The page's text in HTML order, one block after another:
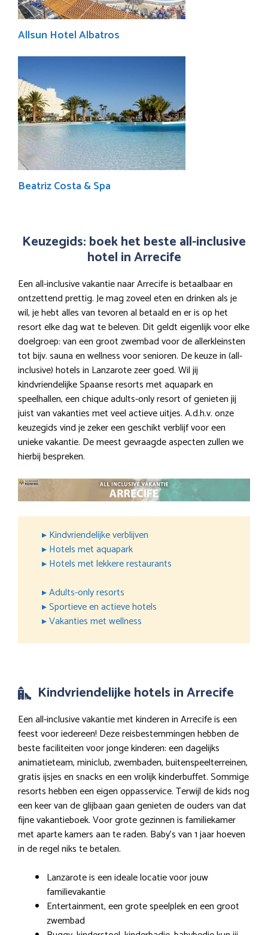
Allsun Hotel Albatros
Beatriz Costa & Spa
Keuzegids: boek het beste all-inclusive
hotel in Arrecife
Een all-inclusive vakantie naar Arrecife is betaalbaar en
ontzettend prettig. Je mag zoveel eten en drinken als je
wil, je hebt alles van tevoren al betaald en er is op het
resort elke dag wat te beleven. Dit geldt eigenlijk voor elke
doelgroep: van een groot zwembad voor de allerkleinsten
tot bijv. sauna en wellness voor senioren. De keuze in (all-
inclusive) hotels in Lanzarote zeer goed. Wil jij
kindvriendelijke Spaanse resorts met aquapark en
speelhallen, een chique adults-only resort of genieten jij
juist van vakanties met veel actieve uitjes. A.d.h.v. onze
keuzegids vind je zeker een geschikt verblijf voor een
unieke vakantie. De meest gevraagde aspecten zullen we
hierbij bespreken.
▸ Kindvriendelijke verblijven
▸ Hotels met aquapark
▸ Hotels met lekkere restaurants
▸ Adults-only resorts
▸ Sportieve en actieve hotels
▸ Vakanties met wellness
Kindvriendelijke hotels in Arrecife
Een all-inclusive vakantie met kinderen in Arrecife is een
feest voor iedereen! Deze reisbestemmingen hebben de
beste faciliteiten voor jonge kinderen: een dagelijks
animatieteam, miniclub, zwembaden, buitenspeelterreinen,
gratis ijsjes en snacks en een vrolijk kinderbuffet. Sommige
resorts hebben een eigen oppasservice. Terwijl de kids nog
een keer van de glijbaan gaan genieten de ouders van dat
fijne vakantieboek. Voor grote gezinnen is familiekamer
met aparte kamers aan te raden. Baby’s van 1 jaar hoeven
in de regel niks te betalen.
Lanzarote is een ideale locatie voor jouw
familievakantie
Entertainment, een grote speelplek en een groot
zwembad